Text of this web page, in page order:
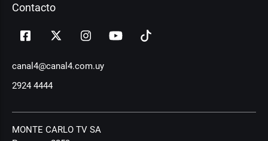
Contacto
canal4@canal4.com.uy
2924 4444
MONTE CARLO TV SA